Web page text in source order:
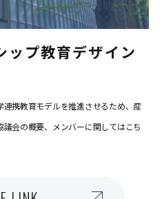
ップ教育デザイン
携教育モデルを推進させるため、産
会の概要、メンバーに関してはこち